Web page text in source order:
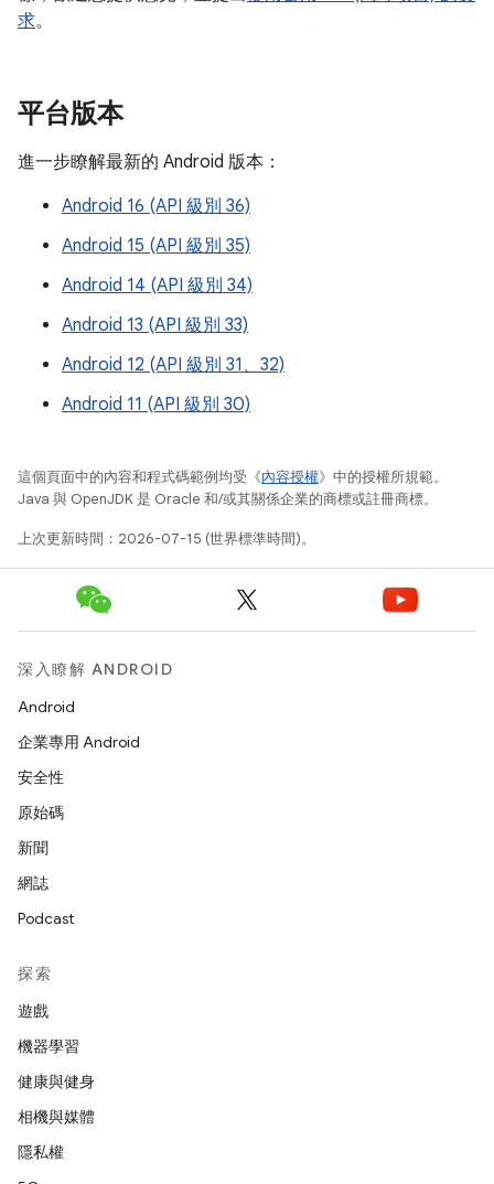
求。
平台版本
進一步瞭解最新的 Android 版本：
Android 16 (API 級別 36)
Android 15 (API 級別 35)
Android 14 (API 級別 34)
Android 13 (API 級別 33)
Android 12 (API 級別 31、32)
Android 11 (API 級別 30)
這個頁面中的內容和程式碼範例均受《內容授權》中的授權所規範。
Java 與 OpenJDK 是 Oracle 和/或其關係企業的商標或註冊商標。
上次更新時間：2026-07-15 (世界標準時間)。
深入瞭解 ANDROID
Android
企業專用 Android
安全性
原始碼
新聞
網誌
Podcast
探索
遊戲
機器學習
健康與健身
相機與媒體
隱私權